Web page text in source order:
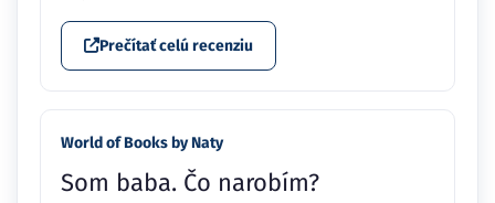
Prečítať celú recenziu
World of Books by Naty
Som baba. Čo narobím?